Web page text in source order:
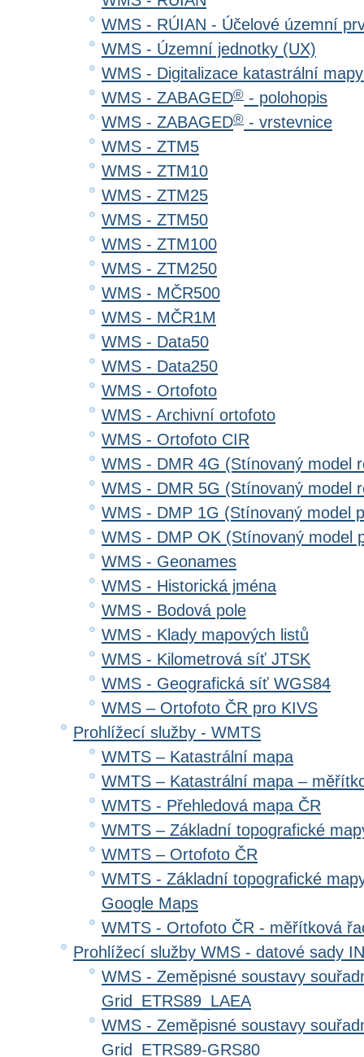
WMS - RÚIAN - Účelové územní
WMS - Územní jednotky (UX)
WMS - Digitalizace katastrální
WMS - ZABAGED® - polohopis
WMS - ZABAGED® - vrstevnice
WMS - ZTM5
WMS - ZTM10
WMS - ZTM25
WMS - ZTM50
WMS - ZTM100
WMS - ZTM250
WMS - MČR500
WMS - MČR1M
WMS - Data50
WMS - Data250
WMS - Ortofoto
WMS - Archivní ortofoto
WMS - Ortofoto CIR
WMS - DMR 4G (Stínovaný model
WMS - DMR 5G (Stínovaný model
WMS - DMP 1G (Stínovaný model
WMS - DMP OK (Stínovaný model
WMS - Geonames
WMS - Historická jména
WMS - Bodová pole
WMS - Klady mapových listů
WMS - Kilometrová síť JTSK
WMS - Geografická síť WGS84
WMS – Ortofoto ČR pro KIVS
Prohlížecí služby - WMTS
WMTS – Katastrální mapa
WMTS – Katastrální mapa –
WMTS - Přehledová mapa ČR
WMTS – Základní topografické
WMTS – Ortofoto ČR
WMTS - Základní topografické
Google Maps
WMTS - Ortofoto ČR - měřítková
Prohlížecí služby WMS - datové sady
WMS - Zeměpisné soustavy
Grid_ETRS89_LAEA
WMS - Zeměpisné soustavy
Grid_ETRS89-GRS80